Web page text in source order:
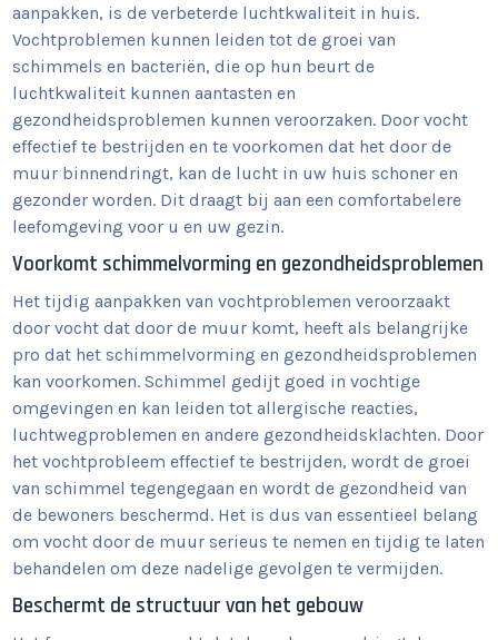
aanpakken, is de verbeterde luchtkwaliteit in huis.
Vochtproblemen kunnen leiden tot de groei van
schimmels en bacteriën, die op hun beurt de
luchtkwaliteit kunnen aantasten en
gezondheidsproblemen kunnen veroorzaken. Door vocht
effectief te bestrijden en te voorkomen dat het door de
muur binnendringt, kan de lucht in uw huis schoner en
gezonder worden. Dit draagt bij aan een comfortabelere
leefomgeving voor u en uw gezin.
Voorkomt schimmelvorming en gezondheidsproblemen
Het tijdig aanpakken van vochtproblemen veroorzaakt
door vocht dat door de muur komt, heeft als belangrijke
pro dat het schimmelvorming en gezondheidsproblemen
kan voorkomen. Schimmel gedijt goed in vochtige
omgevingen en kan leiden tot allergische reacties,
luchtwegproblemen en andere gezondheidsklachten. Door
het vochtprobleem effectief te bestrijden, wordt de groei
van schimmel tegengegaan en wordt de gezondheid van
de bewoners beschermd. Het is dus van essentieel belang
om vocht door de muur serieus te nemen en tijdig te laten
behandelen om deze nadelige gevolgen te vermijden.
Beschermt de structuur van het gebouw